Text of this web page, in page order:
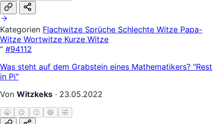
Kategorien Flachwitze Sprüche Schlechte Witze Papa-
Witze Wortwitze Kurze Witze
“ #94112
Was steht auf dem Grabstein eines Mathematikers? "Rest
in Pi"
Von Witzkeks · 23.05.2022
🥱 😐 🙂 😄 🤣